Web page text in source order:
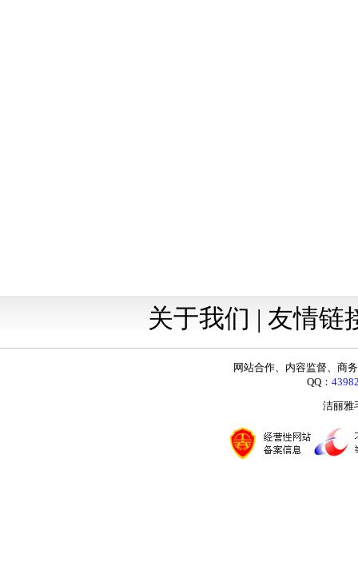
关于我们 | 友情链
网站合作、内容监督、商
QQ：
洁丽雅